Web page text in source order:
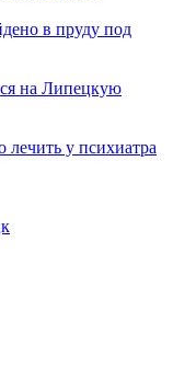
в пруду под
на Липецкую
лечить у психиатра